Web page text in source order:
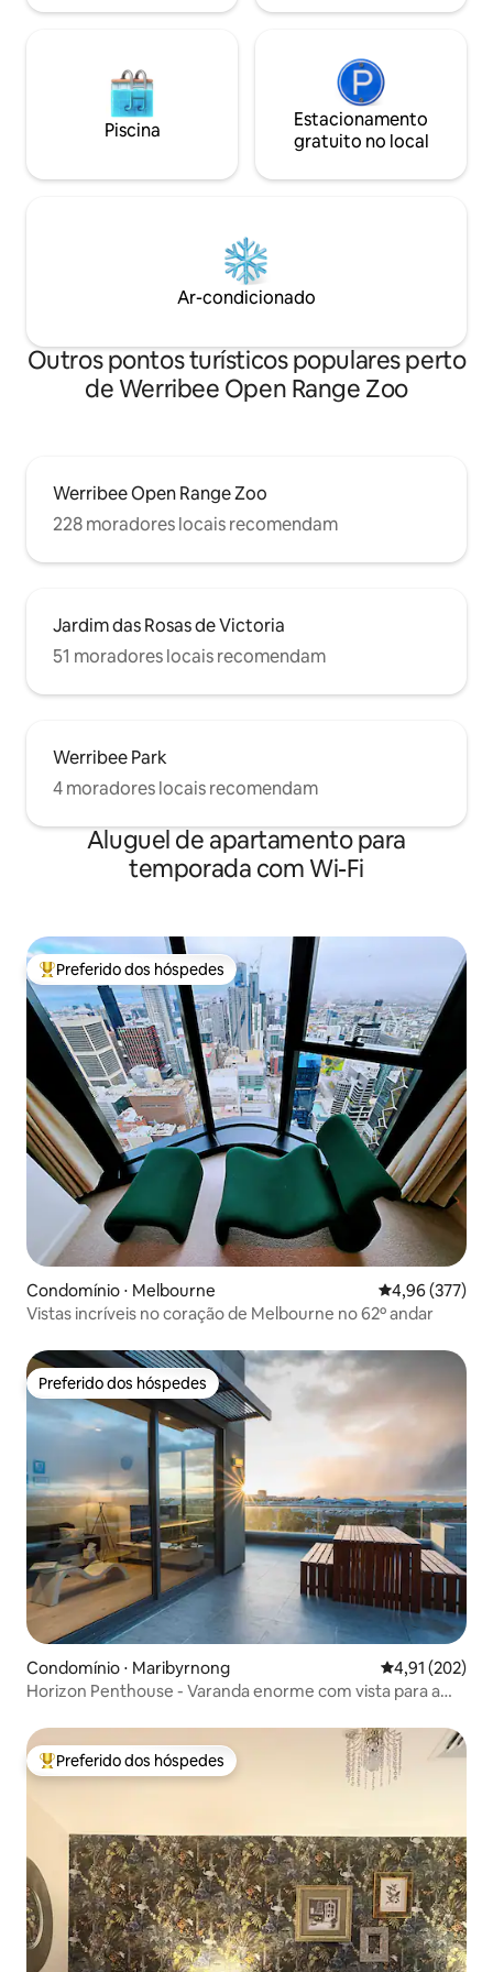
Piscina
Estacionamento
gratuito no local
Ar-condicionado
Outros pontos turísticos populares perto
de Werribee Open Range Zoo
Werribee Open Range Zoo
228 moradores locais recomendam
Jardim das Rosas de Victoria
51 moradores locais recomendam
Werribee Park
4 moradores locais recomendam
Aluguel de apartamento para
temporada com Wi-Fi
Entre os melhores preferidos dos hóspedes
Preferido dos hóspedes
Condomínio ⋅ Melbourne 4,96 de uma
4,96 (377)
Vistas incríveis no coração de Melbourne no 62º andar
Preferido dos hóspedes
Preferido dos hóspedes
Condomínio ⋅ Maribyrnong 4,91 de uma
4,91 (202)
Horizon Penthouse - Varanda enorme com vista para a
Entre os melhores preferidos dos hóspedes
Preferido dos hóspedes